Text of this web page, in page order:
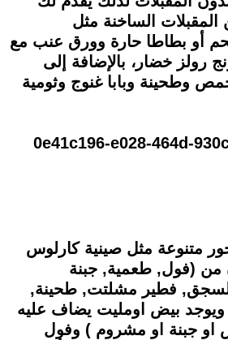
الساخنة مثل
أو بطاطا حارة وورق عنب مع
رولز خضار، بالإضافة إلى
وطحينة وبابا غنوج وثومية
متنوعة مثل صينية كارلوس
من (فول, طعمية, جبنة
فطير مشلتت, طحينة,
بيض اومليت يضاف عليه
جبنة او مشروم ) وفول